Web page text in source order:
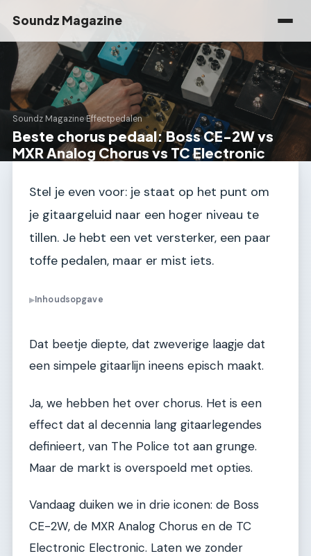
Soundz Magazine
Soundz Magazine›Effectpedalen
Beste chorus pedaal: Boss CE-2W vs
MXR Analog Chorus vs TC Electronic
Stel je even voor: je staat op het punt om
je gitaargeluid naar een hoger niveau te
tillen. Je hebt een vet versterker, een paar
toffe pedalen, maar er mist iets.
▶Inhoudsopgave
Dat beetje diepte, dat zweverige laagje dat
een simpele gitaarlijn ineens episch maakt.
Ja, we hebben het over chorus. Het is een
effect dat al decennia lang gitaarlegendes
definieert, van The Police tot aan grunge.
Maar de markt is overspoeld met opties.
Vandaag duiken we in drie iconen: de Boss
CE-2W, de MXR Analog Chorus en de TC
Electronic Electronic. Laten we zonder